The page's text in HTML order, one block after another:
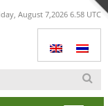
August 7,2026 6.58 UTC